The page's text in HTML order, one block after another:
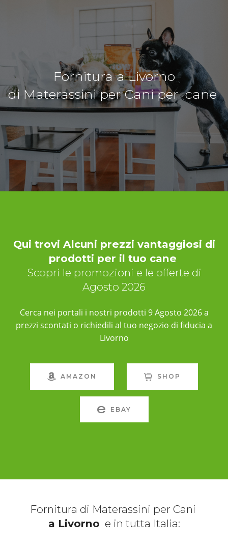
Fornitura a Livorno
di Materassini per Cani per cane
Qui trovi Alcuni prezzi vantaggiosi di
prodotti per il tuo cane
Scopri le promozioni e le offerte di
Agosto 2026
Cerca nei portali i nostri prodotti 9 Agosto 2026 a
prezzi scontati o richiedili al tuo negozio di fiducia a
Livorno
AMAZON SHOP
EBAY
Fornitura di Materassini per Cani
a Livorno e in tutta Italia: